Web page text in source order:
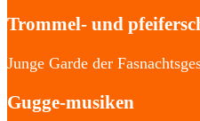
Trommel- und
Junge Garde der
Gugge-musiken